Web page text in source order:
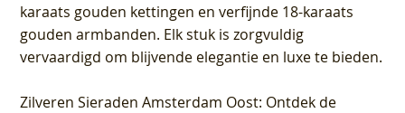
karaats gouden kettingen en verfijnde 18-karaats
gouden armbanden. Elk stuk is zorgvuldig
vervaardigd om blijvende elegantie en luxe te bieden.
Zilveren Sieraden Amsterdam Oost: Ontdek de